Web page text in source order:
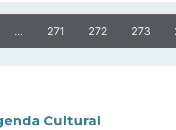
… 271 272 273
Cultural